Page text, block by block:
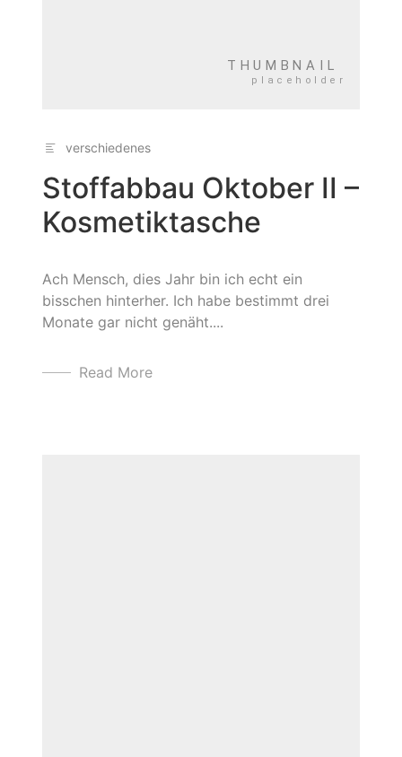
verschiedenes
Stoffabbau Oktober II –
Kosmetiktasche
Ach Mensch, dies Jahr bin ich echt ein
bisschen hinterher. Ich habe bestimmt drei
Monate gar nicht genäht....
Read More